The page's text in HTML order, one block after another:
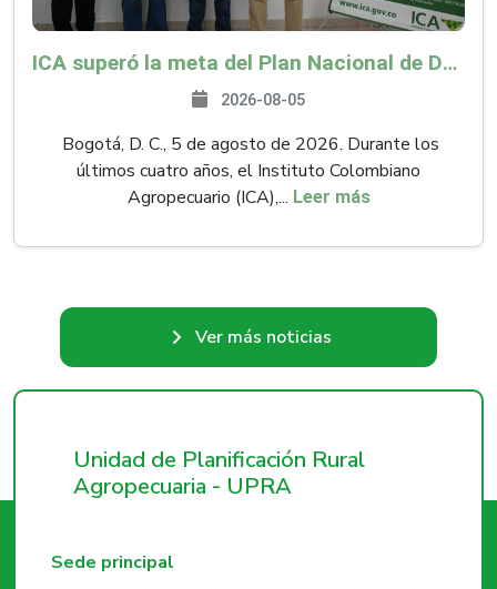
ICA superó la meta del Plan Nacional de Desarrollo y abrió 61 mercados internacionales
2026-08-05
Bogotá, D. C., 5 de agosto de 2026. Durante los
últimos cuatro años, el Instituto Colombiano
Agropecuario (ICA),... Leer más
Ver más noticias
Unidad de Planificación Rural
Agropecuaria - UPRA
Sede principal